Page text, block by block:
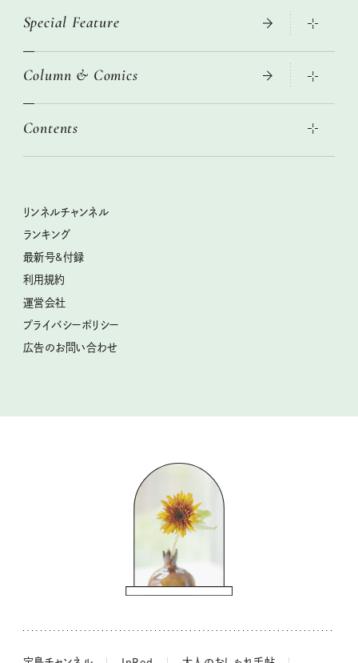
真夏のひんやりグッズ 2026
ニトリ・イケア・無印良品で賢くおしゃれなインテリア
絶品、お餅レシピ大集合！
クラフトビール案内
母の日に贈りたい、お花モチーフのアイテム
Special Feature
2026年春夏 トレンドファッションニュース
女子旅おすすめスポット 暮らすように心地いいリンネル旅ガイ
リンネル 暮らしの道具大賞
ナチュラルメイクレッスン
喜ばれる贈り物手帖
猫と一緒に心地いい暮らし
Column & Comics
ぐれいさん
空想喫茶トラノコクさんのあの店この店、喫茶訪問日記
圷みほさんのゆるっと週末キャンプ通信
豆柴・まもるくんの旅日記
柳沢小実さんのお散歩するようなゆるり旅
valoさんのかわいいもの探し
ノーラのフィンランド旅気分
吉田羊さんの着物と12のアソビゴコロ
長谷川あかりさんの今週もお疲れ様つまみ
Contents
リンネル暮らし部
リンネルチャンネル
おぱんつ君のわくわく楽しい一週間占い
毎日が心地よくなるリンネルタロット
リンネルチャンネル
ランキング
最新号&付録
利用規約
運営会社
プライバシーポリシー
広告のお問い合わせ